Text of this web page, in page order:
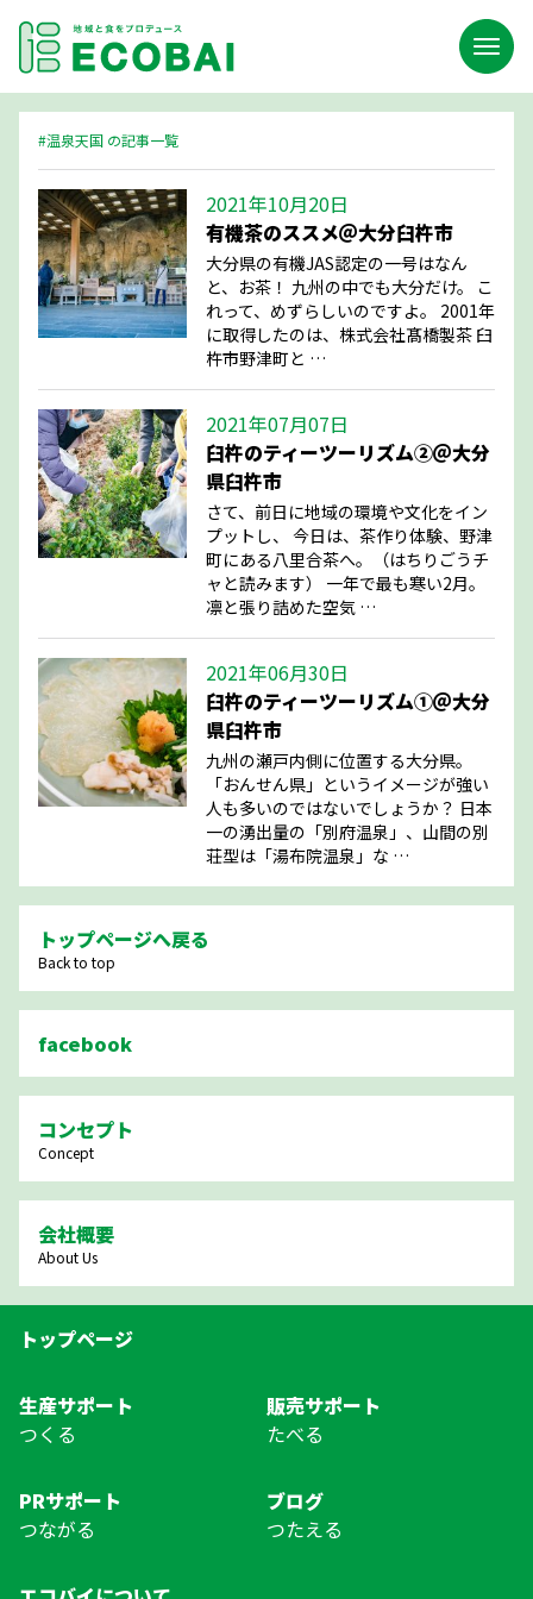
トップページへ戻る
Back to top
facebook
コンセプト
Concept
会社概要
About Us
#温泉天国 の記事一覧
2021年10月20日
有機茶のススメ＠大分臼杵市
大分県の有機JAS認定の一号はなん
と、お茶！ 九州の中でも大分だけ。 こ
れって、めずらしいのですよ。 2001年
に取得したのは、株式会社髙橋製茶 臼
杵市野津町と …
2021年07月07日
臼杵のティーツーリズム②＠大分
県臼杵市
さて、前日に地域の環境や文化をイン
プットし、 今日は、茶作り体験、野津
町にある八里合茶へ。（はちりごうチ
ャと読みます） 一年で最も寒い2月。
凛と張り詰めた空気 …
2021年06月30日
臼杵のティーツーリズム①＠大分
県臼杵市
九州の瀬戸内側に位置する大分県。
「おんせん県」というイメージが強い
人も多いのではないでしょうか？ 日本
一の湧出量の「別府温泉」、山間の別
荘型は「湯布院温泉」な …
トップページ
生産サポート
つくる
販売サポート
たべる
PRサポート
つながる
ブログ
つたえる